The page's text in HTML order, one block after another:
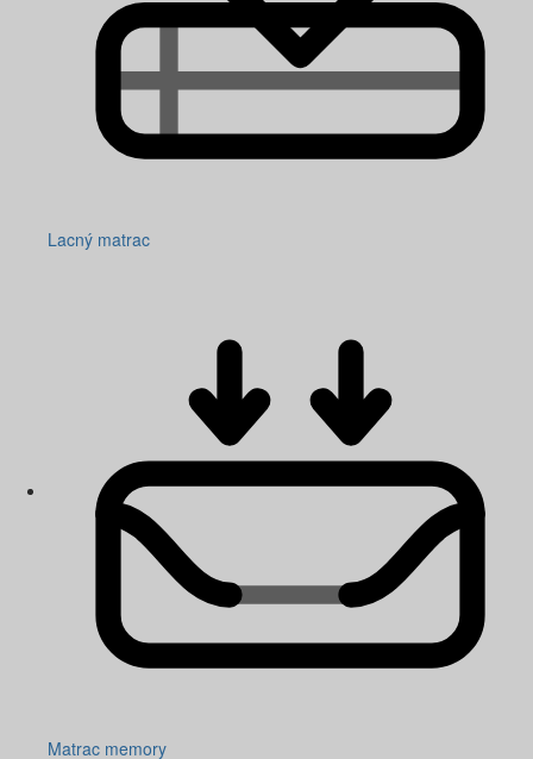
Lacný matrac
Matrac memory